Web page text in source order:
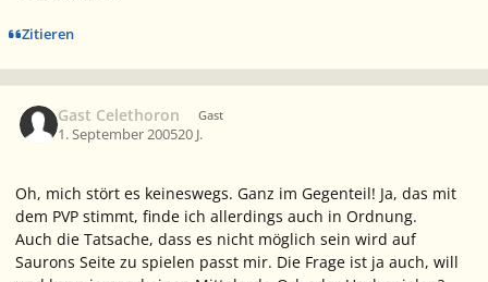
Zitieren
Gast Celethoron Gast
1. September 200520 J.
Oh, mich stört es keineswegs. Ganz im Gegenteil! Ja, das mit
dem PVP stimmt, finde ich allerdings auch in Ordnung.
Auch die Tatsache, dass es nicht möglich sein wird auf
Saurons Seite zu spielen passt mir. Die Frage ist ja auch, will